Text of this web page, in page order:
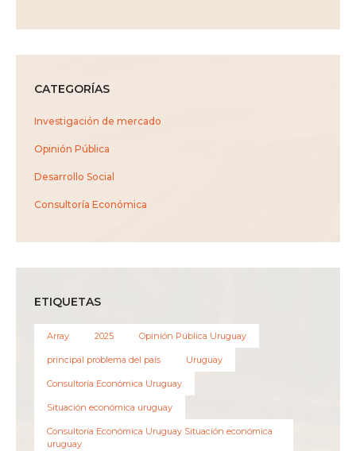
CATEGORÍAS
Investigación de mercado
Opinión Pública
Desarrollo Social
Consultoría Económica
ETIQUETAS
Array 2025 Opinión Pública Uruguay
principal problema del país Uruguay
Consultoría Económica Uruguay
Situación económica uruguay
Consultoría Económica Uruguay Situación económica
uruguay